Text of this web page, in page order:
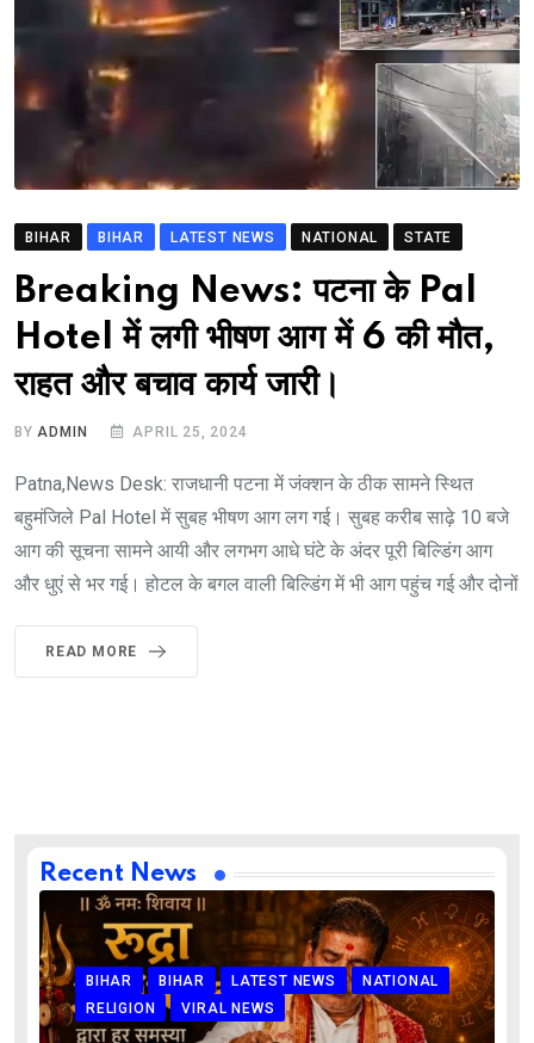
BIHAR BIHAR LATEST NEWS NATIONAL STATE
Breaking News: पटना के Pal
Hotel में लगी भीषण आग में 6 की मौत,
राहत और बचाव कार्य जारी।
BYADMIN APRIL 25, 2024
Patna,News Desk: राजधानी पटना में जंक्शन के ठीक सामने स्थित
बहुमंजिले Pal Hotel में सुबह भीषण आग लग गई। सुबह करीब साढ़े 10 बजे
आग की सूचना सामने आयी और लगभग आधे घंटे के अंदर पूरी बिल्डिंग आग
और धुएं से भर गई। होटल के बगल वाली बिल्डिंग में भी आग पहुंच गई और दोनों
READ MORE
Recent News
BIHAR BIHAR LATEST NEWS
NATIONAL
RELIGION
VIRAL NEWS